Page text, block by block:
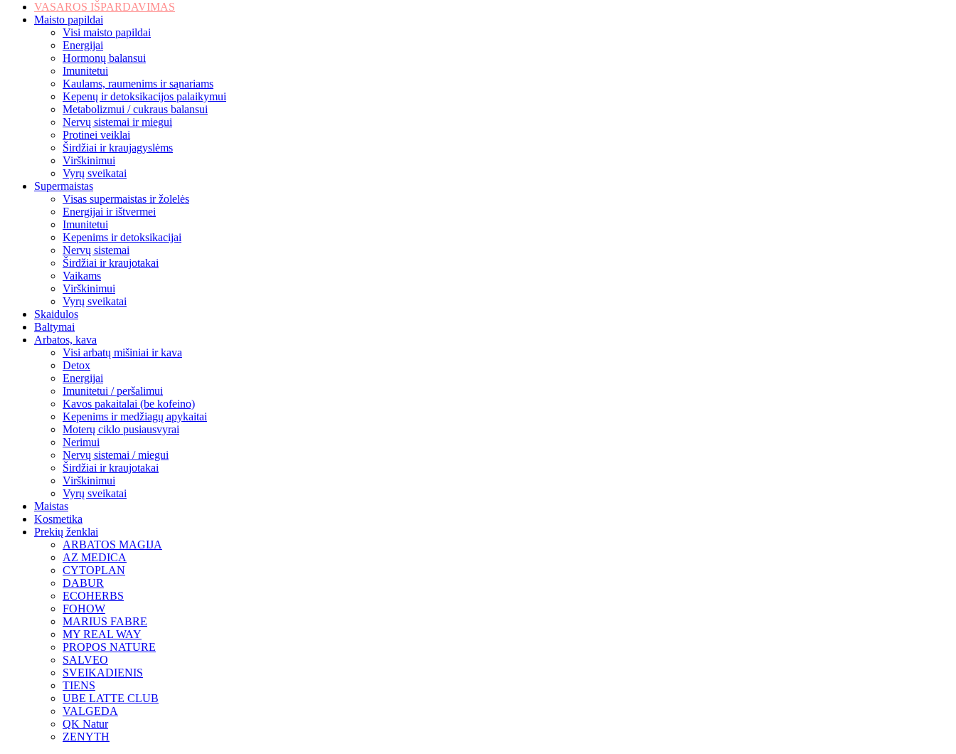
VASAROS IŠPARDAVIMAS
Maisto papildai
Visi maisto papildai
Energijai
Hormonų balansui
Imunitetui
Kaulams, raumenims ir sąnariams
Kepenų ir detoksikacijos palaikymui
Metabolizmui / cukraus balansui
Nervų sistemai ir miegui
Protinei veiklai
Širdžiai ir kraujagyslėms
Virškinimui
Vyrų sveikatai
Supermaistas
Visas supermaistas ir žolelės
Energijai ir ištvermei
Imunitetui
Kepenims ir detoksikacijai
Nervų sistemai
Širdžiai ir kraujotakai
Vaikams
Virškinimui
Vyrų sveikatai
Skaidulos
Baltymai
Arbatos, kava
Visi arbatų mišiniai ir kava
Detox
Energijai
Imunitetui / peršalimui
Kavos pakaitalai (be kofeino)
Kepenims ir medžiagų apykaitai
Moterų ciklo pusiausvyrai
Nerimui
Nervų sistemai / miegui
Širdžiai ir kraujotakai
Virškinimui
Vyrų sveikatai
Maistas
Kosmetika
Prekių ženklai
ARBATOS MAGIJA
AZ MEDICA
CYTOPLAN
DABUR
ECOHERBS
FOHOW
MARIUS FABRE
MY REAL WAY
PROPOS NATURE
SALVEO
SVEIKADIENIS
TIENS
UBE LATTE CLUB
VALGEDA
QK Natur
ZENYTH